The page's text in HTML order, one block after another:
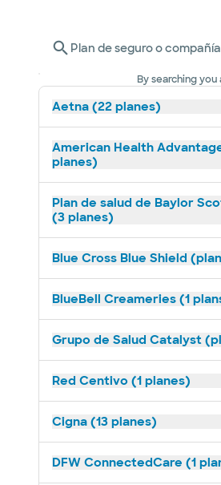
Plan de seguro o compañía
By searching
Aetna (22 planes)
American Health
planes)
Plan de salud de Baylor
(3 planes)
Blue Cross Blue Shield
BlueBell Creameries (1
Grupo de Salud Catalyst
Red Centivo (1 planes)
Cigna (13 planes)
DFW ConnectedCare (1